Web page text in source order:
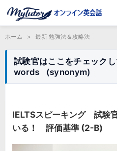
ホーム > 最新 勉強法＆攻略法
試験官はここをチェック
words (synonym)
IELTSスピーキング 試験
いる！ 評価基準 (2-B)